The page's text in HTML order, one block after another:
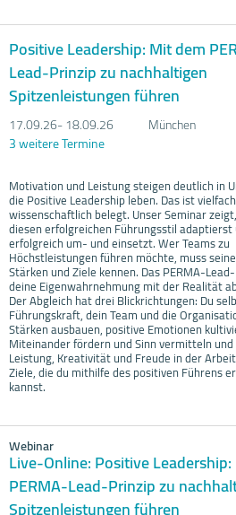
Positive Leadership: Mit dem
Lead-Prinzip zu nachhaltigen
Spitzenleistungen führen
17.09.26- 18.09.26 München
3 weitere Termine
Motivation und Leistung steigen deutlich in
die Positive Leadership leben. Das ist
wissenschaftlich belegt. Unser Seminar
diesen erfolgreichen Führungsstil adaptierst
erfolgreich um- und einsetzt. Wer Teams zu
Höchstleistungen führen möchte, muss
Stärken und Ziele kennen. Das PERMA-
deine Eigenwahrnehmung mit der Realität
Der Abgleich hat drei Blickrichtungen: Du
Führungskraft, dein Team und die
Stärken ausbauen, positive Emotionen
Miteinander fördern und Sinn vermitteln
Leistung, Kreativität und Freude in der
Ziele, die du mithilfe des positiven Führens
kannst.
Webinar
Live-Online: Positive
PERMA-Lead-Prinzip zu
Spitzenleistungen führen